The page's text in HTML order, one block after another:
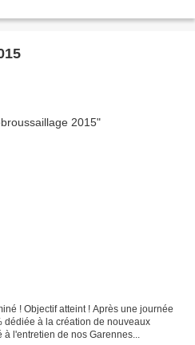
! Objectif atteint ! Après une journée
dédiée à la création de nouveaux
l'entretien de nos Garennes...